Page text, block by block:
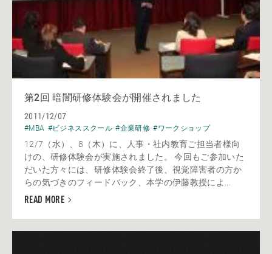
第2回 暗闇研修体験会が開催されました
2011/12/07
#MBA #ビジネススクール #企業研修 #ワークショップ
12/7（水）、8（木）に、人事・社内教育ご担当者様向
けの、研修体験会が実施されました。 今回もご参加いた
だいた方々には、研修体験会終了後、視覚障害者の方か
らの気づきのフィードバック、本学の伊藤教授によ...
READ MORE